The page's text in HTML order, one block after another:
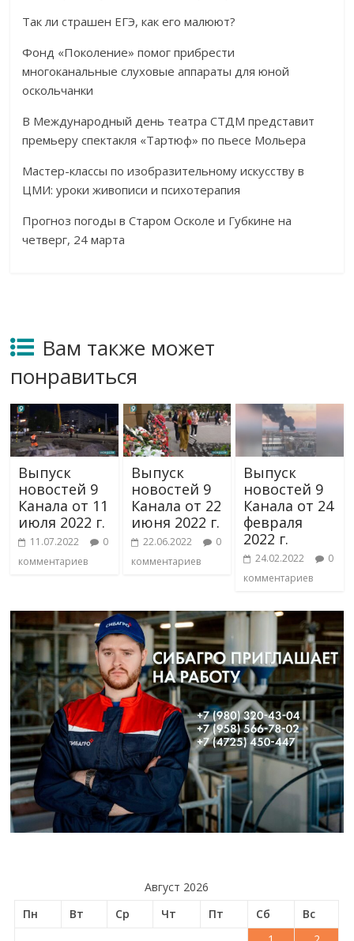
Так ли страшен ЕГЭ, как его малюют?
Фонд «Поколение» помог прибрести
многоканальные слуховые аппараты для юной
оскольчанки
В Международный день театра СТДМ представит
премьеру спектакля «Тартюф» по пьесе Мольера
Мастер-классы по изобразительному искусству в
ЦМИ: уроки живописи и психотерапия
Прогноз погоды в Старом Осколе и Губкине на
четверг, 24 марта
Вам также может
понравиться
Выпуск
новостей 9
Канала от 11
июля 2022 г.
11.07.2022
0
комментариев
Выпуск
новостей 9
Канала от 22
июня 2022 г.
22.06.2022
0
комментариев
Выпуск
новостей 9
Канала от 24
февраля
2022 г.
24.02.2022
0
комментариев
Август 2026
Пн
Вт Ср Чт Пт Сб
Вс